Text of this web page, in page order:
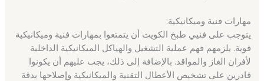
مهارات فنية وميكانيكية:
يتوجب على فنيي طبخ الكويت أن يتمتعوا بمهارات فنية وميكانيكية
قوية. يلزمهم فهم عملية التشغيل والهياكل الميكانيكية الداخلية
لأفران الغاز والمواقد. بالإضافة إلى ذلك، يجب عليهم أن يكونوا
قادرين على تشخيص الأعطال التقنية والميكانيكية وإصلاحها بدقة